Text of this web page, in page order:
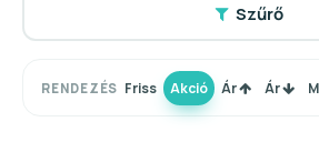
Szűrő
RENDEZÉS Friss Akció Ár Ár